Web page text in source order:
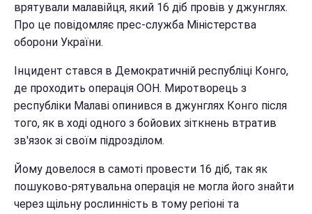
врятували малавійця, який 16 діб провів у джунглях.
Про це повідомляє прес-служба Міністерства
оборони України.
Інцидент стався в Демократичній республіці Конго,
де проходить операція ООН. Миротворець з
республіки Малаві опинився в джунглях Конго після
того, як в ході одного з бойових зіткнень втратив
зв'язок зі своїм підрозділом.
Йому довелося в самоті провести 16 діб, так як
пошуково-рятувальна операція не могла його знайти
через щільну рослинність в тому регіоні та